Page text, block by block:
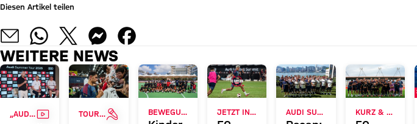
Diesen Artikel teilen
WEITERE NEWS
„AUDI SUMMER TOUR“ MIT REKORDUMSATZVIDEO TOUR TALKINTERVIEW